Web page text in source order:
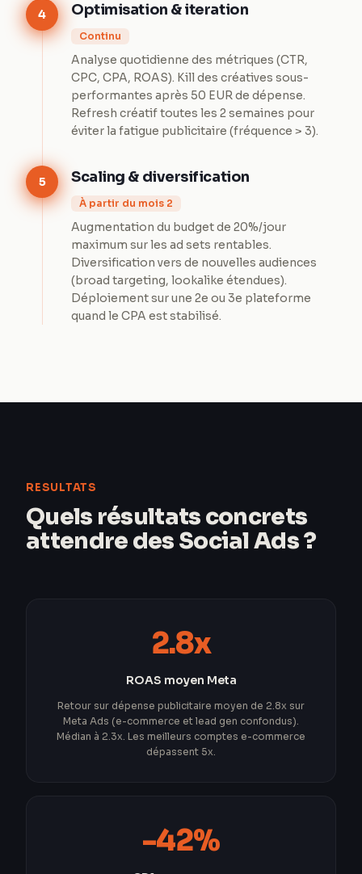
4 Optimisation & iteration
Continu
Analyse quotidienne des métriques (CTR,
CPC, CPA, ROAS). Kill des créatives sous-
performantes après 50 EUR de dépense.
Refresh créatif toutes les 2 semaines pour
éviter la fatigue publicitaire (fréquence > 3).
5 Scaling & diversification
À partir du mois 2
Augmentation du budget de 20%/jour
maximum sur les ad sets rentables.
Diversification vers de nouvelles audiences
(broad targeting, lookalike étendues).
Déploiement sur une 2e ou 3e plateforme
quand le CPA est stabilisé.
RESULTATS
Quels résultats concrets
attendre des Social Ads ?
2.8x
ROAS moyen Meta
Retour sur dépense publicitaire moyen de 2.8x sur
Meta Ads (e-commerce et lead gen confondus).
Médian à 2.3x. Les meilleurs comptes e-commerce
dépassent 5x.
-42%